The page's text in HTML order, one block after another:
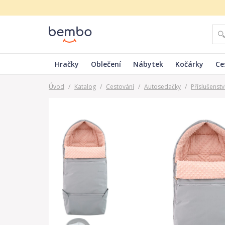
Hračky Oblečení Nábytek Kočárky
Úvod / Katalog / Cestování / Autosedačky /